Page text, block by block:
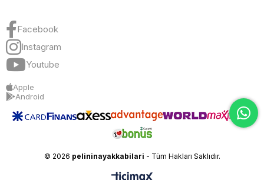
Facebook
Instagram
Youtube
Apple
Android
© 2026 pelininayakkabilari - Tüm Hakları Saklıdır.